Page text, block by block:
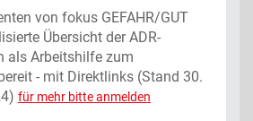
von fokus GEFAHR/GUT
Übersicht der ADR-
als Arbeitshilfe zum
- mit Direktlinks (Stand 30.
für mehr bitte anmelden